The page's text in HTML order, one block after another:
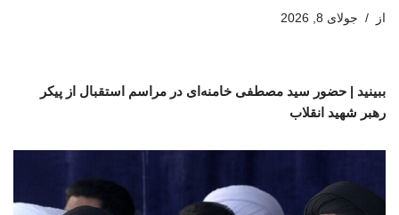
از جولای 8, 2026
ببینید | حضور سید مصطفی خامنه‌ای در مراسم استقبال از پیکر
رهبر شهید انقلاب